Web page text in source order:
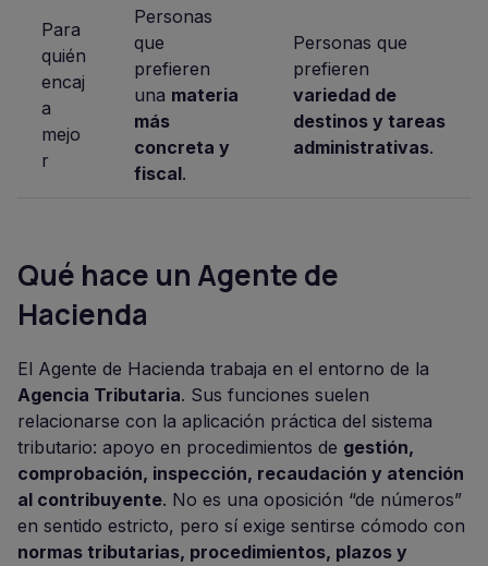
Para
quién
encaj
a
mejo
r
Personas
que
prefieren
una materia
más
concreta y
fiscal.
Personas que
prefieren
variedad de
destinos y tareas
administrativas.
Qué hace un Agente de
Hacienda
El Agente de Hacienda trabaja en el entorno de la
Agencia Tributaria. Sus funciones suelen
relacionarse con la aplicación práctica del sistema
tributario: apoyo en procedimientos de gestión,
comprobación, inspección, recaudación y atención
al contribuyente. No es una oposición “de números”
en sentido estricto, pero sí exige sentirse cómodo con
normas tributarias, procedimientos, plazos y